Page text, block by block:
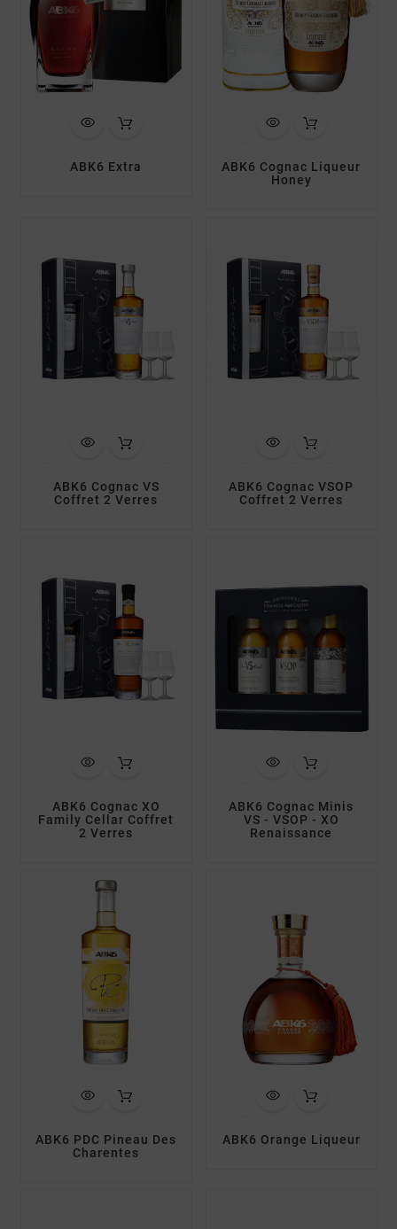
ABK6 Extra
ABK6 Cognac Liqueur
Honey
ABK6 Cognac VS
Coffret 2 Verres
ABK6 Cognac VSOP
Coffret 2 Verres
ABK6 Cognac XO
Family Cellar Coffret
2 Verres
ABK6 Cognac Minis
VS - VSOP - XO
Renaissance
ABK6 PDC Pineau Des
Charentes
ABK6 Orange Liqueur